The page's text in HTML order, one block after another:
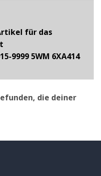
für das
9999 5WM 6XA414
die deiner